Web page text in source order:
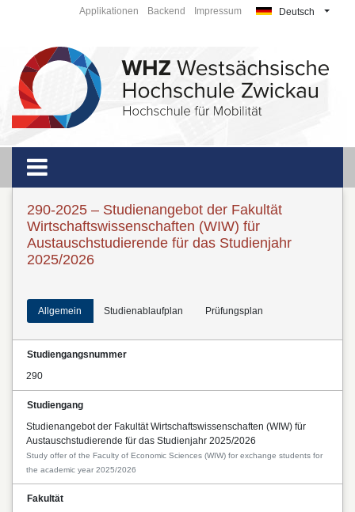
Deutsch
Applikationen Backend Impressum
290-2025 – Studienangebot der Fakultät
Wirtschaftswissenschaften (WIW) für
Austauschstudierende für das Studienjahr
2025/2026
Allgemein Studienablaufplan Prüfungsplan
Studiengangsnummer
290
Studiengang
Studienangebot der Fakultät Wirtschaftswissenschaften (WIW) für
Austauschstudierende für das Studienjahr 2025/2026
Study offer of the Faculty of Economic Sciences (WIW) for exchange students for
the academic year 2025/2026
Fakultät